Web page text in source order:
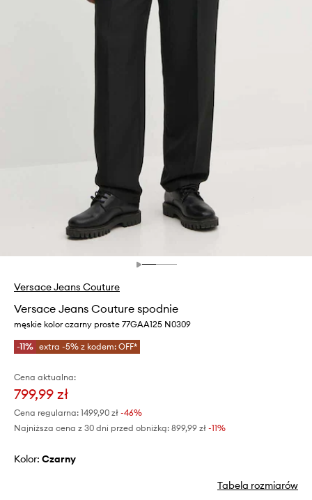
Versace Jeans Couture
Versace Jeans Couture spodnie
męskie kolor czarny proste 77GAA125 N0309
-11% extra -5% z kodem: OFF*
Cena aktualna:
799,99 zł
Cena regularna: 1499,90 zł -46%
Najniższa cena z 30 dni przed obniżką: 899,99 zł -11%
Kolor: czarny
Tabela rozmiarów